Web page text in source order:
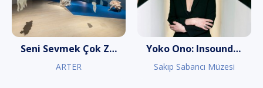
Seni Sevmek Çok Zor
ARTER
Yoko Ono: Insound and Instructure
Sakıp Sabancı Müzesi